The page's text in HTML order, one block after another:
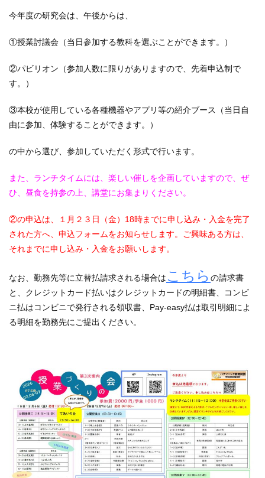
今年度の研究会は、午後からは、
①授業討議会（当日参加する教科を選ぶことができます。）
②パビリオン（参加人数に限りがありますので、先着申込制で
す。）
③本校が使用している各種機器やアプリ等の紹介ブース（当日自
由に参加、体験することができます。）
の中から選び、参加していただく形式で行います。
また、ランチタイムには、楽しい催しを企画していますので、ぜ
ひ、昼食を持参の上、講堂にお集まりください。
②の申込は、１月２３日（金）18時までに申し込み・入金を完了
された方へ、申込フォームをお知らせします。ご興味ある方は、
それまでに申し込み・入金をお願いします。
なお、勤務先等に立替払請求される場合は こちら の請求書
と、クレジットカード払いはクレジットカードの明細書、コンビ
ニ払はコンビニで発行される領収書、Pay-easy払は取引明細によ
る明細を勤務先にご提出ください。